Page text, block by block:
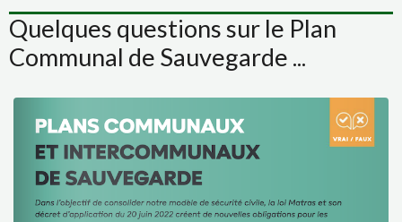
Quelques questions sur le Plan
Communal de Sauvegarde ...